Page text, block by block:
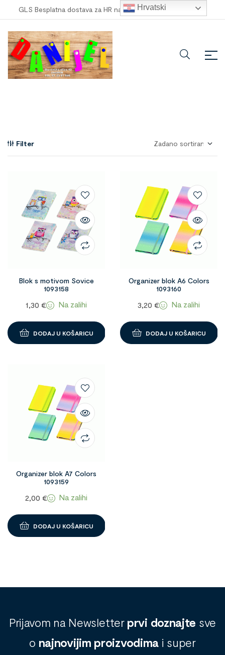
GLS Besplatna dostava za HR narudžbe veće od 100,00 €
Filter
Blok s motivom Sovice
1093158
1,30€ Na zalihi
DODAJ U KOŠARICU
Organizer blok A6 Colors
1093160
3,20€ Na zalihi
DODAJ U KOŠARICU
Organizer blok A7 Colors
1093159
2,00 € Na zalihi
DODAJ U KOŠARICU
Prijavom na Newsletter prvi doznajte sve
o najnovijim proizvodima i super
Hrvatski